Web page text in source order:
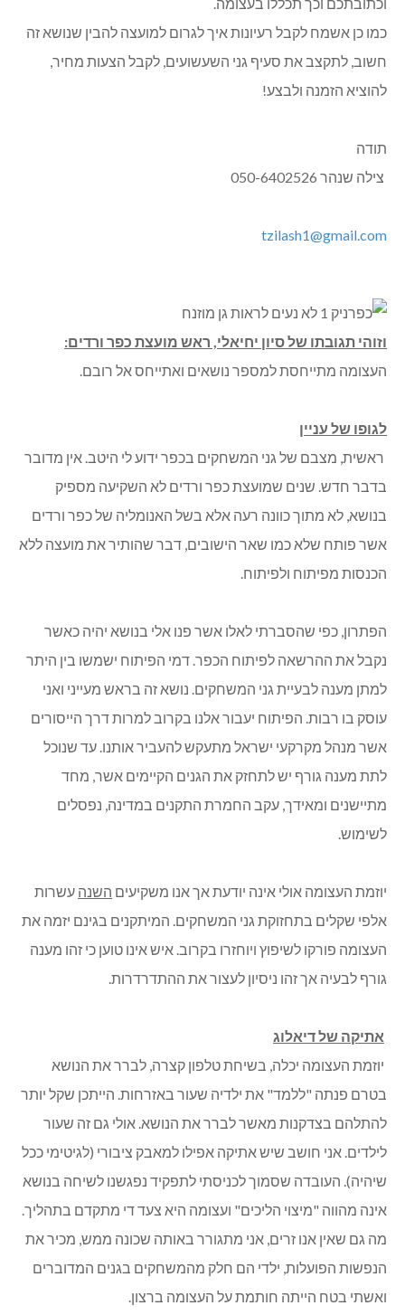
כמו כן אשמח לקבל רעיונות איך לגרום למועצה להבין שנושא זה
חשוב, לתקצב את סעיף גני השעשועים, לקבל הצעות מחיר,
להוציא הזמנה ולבצע!
תודה
צילה שנהר 050-6402526
tzilash1@gmail.com
וזוהי תגובתו של סיון יחיאלי, ראש מועצת כפר ורדים:
העצומה מתייחסת למספר נושאים ואתייחס אל רובם.
לגופו של עניין
ראשית, מצבם של גני המשחקים בכפר ידוע לי היטב. אין מדובר
בדבר חדש. שנים שמועצת כפר ורדים לא השקיעה מספיק
בנושא, לא מתוך כוונה רעה אלא בשל האנומליה של כפר ורדים
אשר פותח שלא כמו שאר הישובים, דבר שהותיר את מועצה ללא
הכנסות מפיתוח ולפיתוח.
הפתרון, כפי שהסברתי לאלו אשר פנו אלי בנושא יהיה כאשר
נקבל את ההרשאה לפיתוח הכפר. דמי הפיתוח ישמשו בין היתר
למתן מענה לבעיית גני המשחקים. נושא זה בראש מעייני ואני
עוסק בו רבות. הפיתוח יעבור אלנו בקרוב למרות דרך הייסורים
אשר מנהל מקרקעי ישראל מתעקש להעביר אותנו. עד שנוכל
לתת מענה גורף יש לתחזק את הגנים הקיימים אשר, מחד
מתיישנים ומאידך, עקב החמרת התקנים במדינה, נפסלים
לשימוש.
יוזמת העצומה אולי אינה יודעת אך אנו משקיעים השנה עשרות
אלפי שקלים בתחזוקת גני המשחקים. המיתקנים בגינם יזמה את
העצומה פורקו לשיפוץ ויוחזרו בקרוב. איש אינו טוען כי זהו מענה
גורף לבעיה אך זהו ניסיון לעצור את ההתדרדרות.
אתיקה של דיאלוג
יוזמת העצומה יכלה, בשיחת טלפון קצרה, לברר את הנושא
בטרם פנתה "ללמד" את ילדיה שעור באזרחות. הייתכן שקל יותר
להתלהם בצדקנות מאשר לברר את הנושא. אולי גם זה שעור
לילדים. אני חושב שיש אתיקה אפילו למאבק ציבורי (לגיטימי ככל
שיהיה). העובדה שסמוך לכניסתי לתפקיד נפגשנו לשיחה בנושא
אינה מהווה "מיצוי הליכים" ועצומה היא צעד די מתקדם בתהליך.
מה גם שאין אנו זרים, אני מתגורר באותה שכונה ממש, מכיר את
הנפשות הפועלות, ילדי הם חלק מהמשחקים בגנים המדוברים
ואשתי בטח הייתה חותמת על העצומה ברצון.